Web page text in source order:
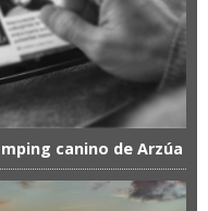
canino de Arzúa